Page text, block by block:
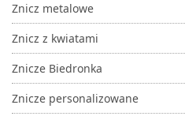
Znicz metalowe
Znicz z kwiatami
Znicze Biedronka
Znicze personalizowane